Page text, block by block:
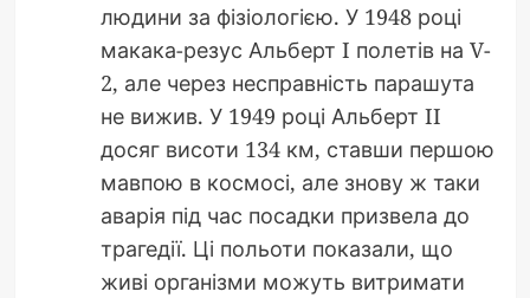
людини за фізіологією. У 1948 році
макака-резус Альберт I полетів на V-
2, але через несправність парашута
не вижив. У 1949 році Альберт II
досяг висоти 134 км, ставши першою
мавпою в космосі, але знову ж таки
аварія під час посадки призвела до
трагедії. Ці польоти показали, що
живі організми можуть витримати